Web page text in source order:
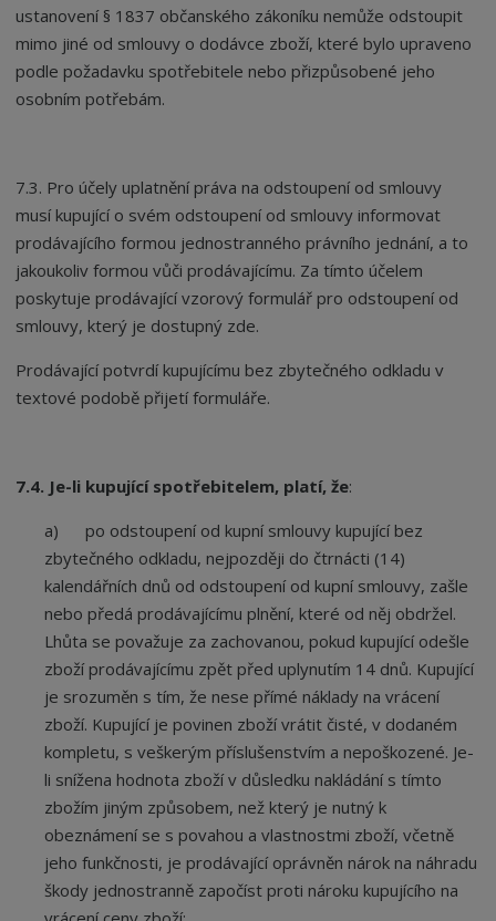
ustanovení § 1837 občanského zákoníku nemůže odstoupit
mimo jiné od smlouvy o dodávce zboží, které bylo upraveno
podle požadavku spotřebitele nebo přizpůsobené jeho
osobním potřebám.
7.3. Pro účely uplatnění práva na odstoupení od smlouvy
musí kupující o svém odstoupení od smlouvy informovat
prodávajícího formou jednostranného právního jednání, a to
jakoukoliv formou vůči prodávajícímu. Za tímto účelem
poskytuje prodávající vzorový formulář pro odstoupení od
smlouvy, který je dostupný zde.
Prodávající potvrdí kupujícímu bez zbytečného odkladu v
textové podobě přijetí formuláře.
7.4. Je-li kupující spotřebitelem, platí, že:
a) po odstoupení od kupní smlouvy kupující bez
zbytečného odkladu, nejpozději do čtrnácti (14)
kalendářních dnů od odstoupení od kupní smlouvy, zašle
nebo předá prodávajícímu plnění, které od něj obdržel.
Lhůta se považuje za zachovanou, pokud kupující odešle
zboží prodávajícímu zpět před uplynutím 14 dnů. Kupující
je srozuměn s tím, že nese přímé náklady na vrácení
zboží. Kupující je povinen zboží vrátit čisté, v dodaném
kompletu, s veškerým příslušenstvím a nepoškozené. Je-
li snížena hodnota zboží v důsledku nakládání s tímto
zbožím jiným způsobem, než který je nutný k
obeznámení se s povahou a vlastnostmi zboží, včetně
jeho funkčnosti, je prodávající oprávněn nárok na náhradu
škody jednostranně započíst proti nároku kupujícího na